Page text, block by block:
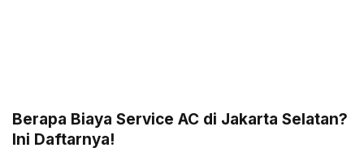
Berapa Biaya Service AC di Jakarta Selatan?
Ini Daftarnya!